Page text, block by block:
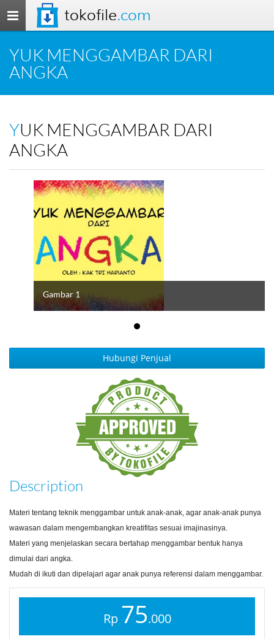
Toggle
navigation
tokofile.com
YUK MENGGAMBAR DARI
ANGKA
YUK MENGGAMBAR DARI
ANGKA
Gambar 1
Hubungi Penjual
Description
Materi tentang teknik menggambar untuk anak-anak, agar anak-anak punya
wawasan dalam mengembangkan kreatifitas sesuai imajinasinya.
Materi yang menjelaskan secara bertahap menggambar bentuk hanya
dimulai dari angka.
Mudah di ikuti dan dipelajari agar anak punya referensi dalam menggambar.
Rp 75.000